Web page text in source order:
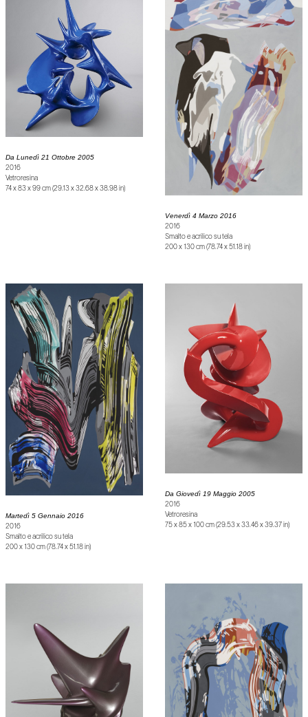
Da Lunedì 21 Ottobre 2005
2016
Vetroresina
74 x 83 x 99 cm (29.13 x 32.68 x 38.98 in)
Venerdì 4 Marzo 2016
2016
Smalto e acrilico su tela
200 x 130 cm (78.74 x 51.18 in)
Martedì 5 Gennaio 2016
2016
Smalto e acrilico su tela
200 x 130 cm (78.74 x 51.18 in)
Da Giovedì 19 Maggio 2005
2016
Vetroresina
75 x 85 x 100 cm (29.53 x 33.46 x 39.37 in)